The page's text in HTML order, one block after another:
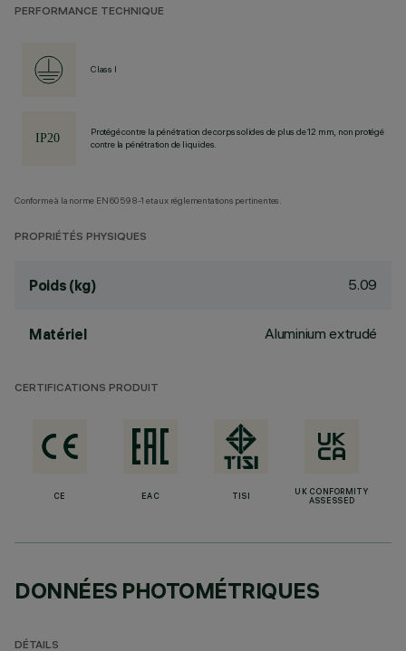
PERFORMANCE TECHNIQUE
Class I
Protégé contre la pénétration de corps solides de plus de 12 mm, non protégé
contre la pénétration de liquides.
Conforme à la norme EN60598-1 et aux réglementations pertinentes.
PROPRIÉTÉS PHYSIQUES
Poids (kg) 5.09
Matériel Aluminium extrudé
CERTIFICATIONS PRODUIT
CE EAC TISI
UK CONFORMITY
ASSESSED
DONNÉES PHOTOMÉTRIQUES
DÉTAILS